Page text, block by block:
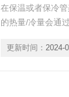
在保温或者保冷
的热量/冷量会通
振、缓冲热膨胀的
更新时间： 2024-